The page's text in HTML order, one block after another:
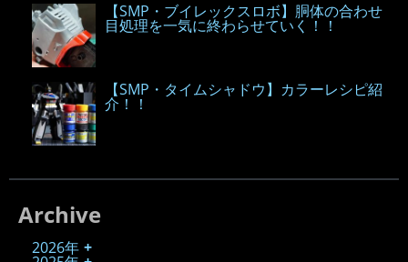
【SMP・ブイレックスロボ】胴体の合わせ
目処理を一気に終わらせていく！！
【SMP・タイムシャドウ】カラーレシピ紹
介！！
Archive
2026年